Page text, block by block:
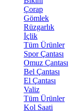
Çorap
Gömlek
Rüzgarlık
İçlik
Tüm Ürünler
Spor Çantası
Omuz Çantası
Bel Çantası
El Çantası
Valiz
Tüm Ürünler
Kol Saati